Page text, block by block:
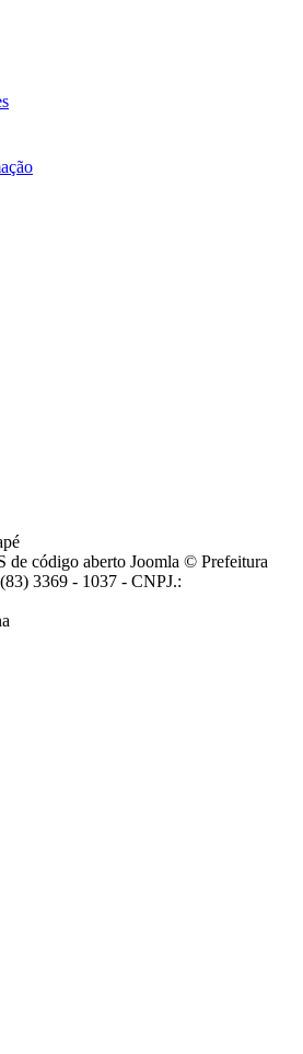
de código aberto Joomla © Prefeitura
3369 - 1037 - CNPJ.: